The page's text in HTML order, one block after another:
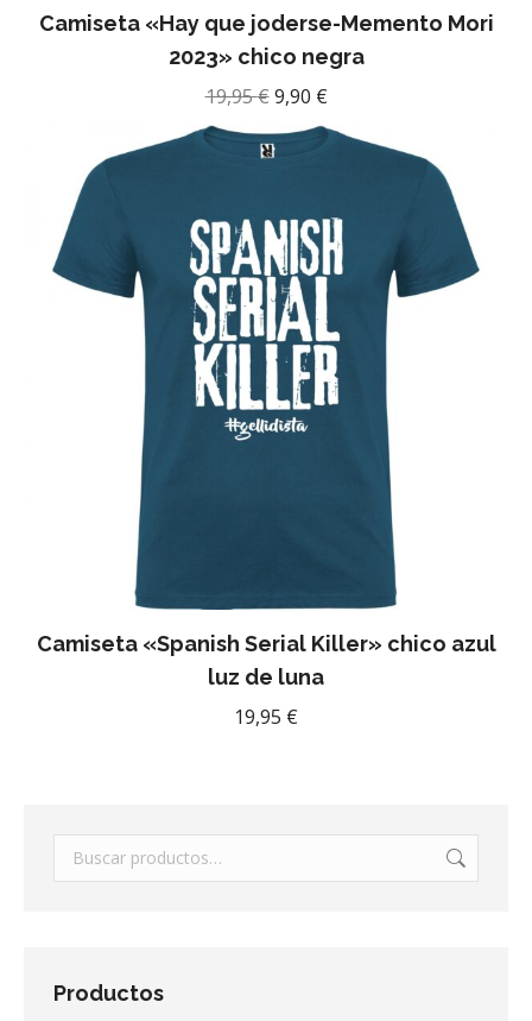
Camiseta «Hay que joderse-Memento Mori
2023» chico negra
19,95€ El
precio
original
19,95 €.
9,90 €El
precio
9,90 €.
Camiseta «Spanish Serial Killer» chico azul
luz de luna
19,95 €
Productos